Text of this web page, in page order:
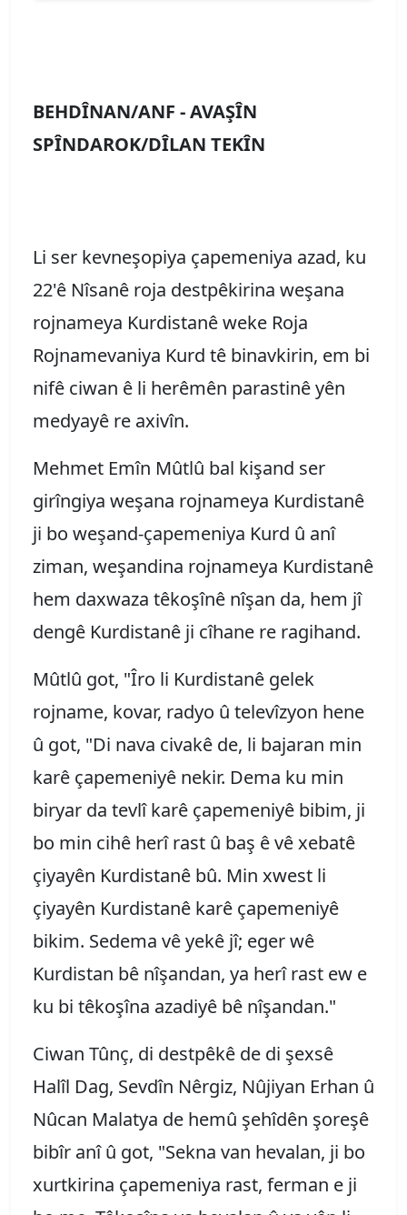
BEHDÎNAN/ANF - AVAŞÎN
SPÎNDAROK/DÎLAN TEKÎN
Li ser kevneşopiya çapemeniya azad, ku
22'ê Nîsanê roja destpêkirina weşana
rojnameya Kurdistanê weke Roja
Rojnamevaniya Kurd tê binavkirin, em bi
nifê ciwan ê li herêmên parastinê yên
medyayê re axivîn.
Mehmet Emîn Mûtlû bal kişand ser
girîngiya weşana rojnameya Kurdistanê
ji bo weşand-çapemeniya Kurd û anî
ziman, weşandina rojnameya Kurdistanê
hem daxwaza têkoşînê nîşan da, hem jî
dengê Kurdistanê ji cîhane re ragihand.
Mûtlû got, "Îro li Kurdistanê gelek
rojname, kovar, radyo û televîzyon hene
û got, "Di nava civakê de, li bajaran min
karê çapemeniyê nekir. Dema ku min
biryar da tevlî karê çapemeniyê bibim, ji
bo min cihê herî rast û baş ê vê xebatê
çiyayên Kurdistanê bû. Min xwest li
çiyayên Kurdistanê karê çapemeniyê
bikim. Sedema vê yekê jî; eger wê
Kurdistan bê nîşandan, ya herî rast ew e
ku bi têkoşîna azadiyê bê nîşandan."
Ciwan Tûnç, di destpêkê de di şexsê
Halîl Dag, Sevdîn Nêrgiz, Nûjiyan Erhan û
Nûcan Malatya de hemû şehîdên şoreşê
bibîr anî û got, "Sekna van hevalan, ji bo
xurtkirina çapemeniya rast, ferman e ji